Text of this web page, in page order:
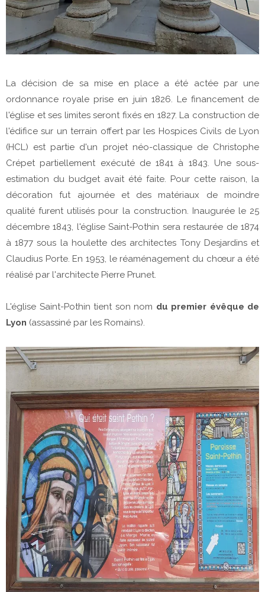
La décision de sa mise en place a été actée par une
ordonnance royale prise en juin 1826. Le financement de
l'église et ses limites seront fixés en 1827. La construction de
l'édifice sur un terrain offert par les Hospices Civils de Lyon
(HCL) est partie d'un projet néo-classique de Christophe
Crépet partiellement exécuté de 1841 à 1843. Une sous-
estimation du budget avait été faite. Pour cette raison, la
décoration fut ajournée et des matériaux de moindre
qualité furent utilisés pour la construction. Inaugurée le 25
décembre 1843, l'église Saint-Pothin sera restaurée de 1874
à 1877 sous la houlette des architectes Tony Desjardins et
Claudius Porte. En 1953, le réaménagement du chœur a été
réalisé par l'architecte Pierre Prunet.
L'église Saint-Pothin tient son nom du premier évêque de
Lyon (assassiné par les Romains).